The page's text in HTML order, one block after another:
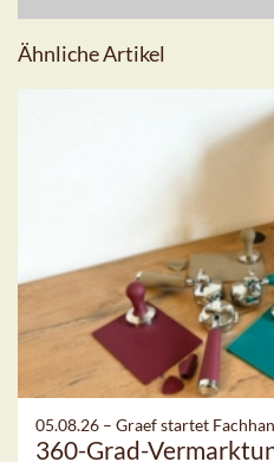
Ähnliche Artikel
05.08.26 – Graef startet
360-Grad-